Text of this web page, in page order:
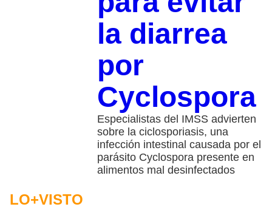
la diarrea
por
Cyclospora
Especialistas del IMSS advierten
sobre la ciclosporiasis, una
infección intestinal causada por el
parásito Cyclospora presente en
alimentos mal desinfectados
LO+VISTO